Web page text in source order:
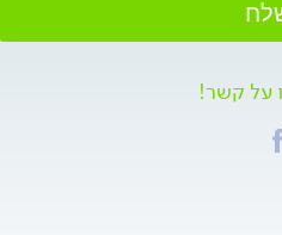
על קשר!